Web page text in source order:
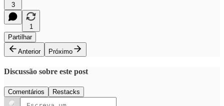
3
1
Partilhar
Anterior
Próximo
Discussão sobre este post
Comentários Restacks